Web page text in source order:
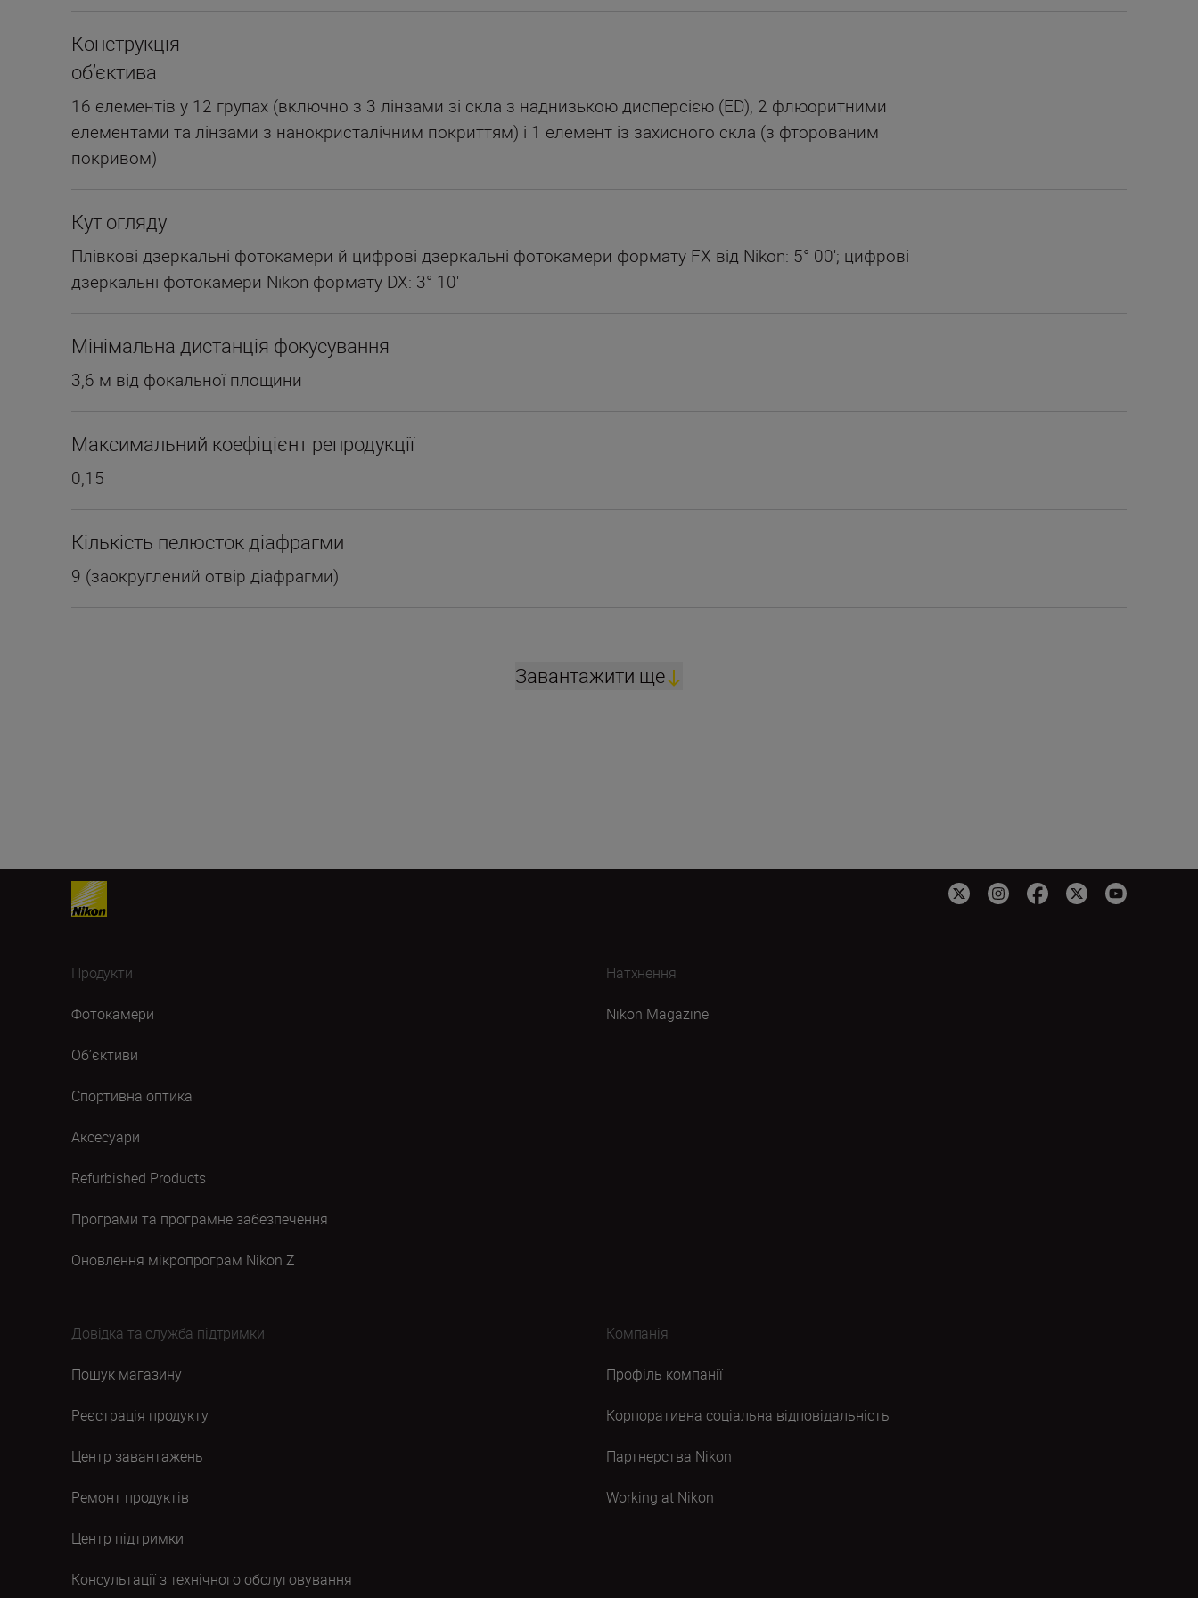
Конструкція
об’єктива
16 елементів у 12 групах (включно з 3 лінзами зі скла з наднизькою дисперсією (ED), 2 флюоритними
елементами та лінзами з нанокристалічним покриттям) і 1 елемент із захисного скла (з фторованим
покривом)
Кут огляду
Плівкові дзеркальні фотокамери й цифрові дзеркальні фотокамери формату FX від Nikon: 5° 00'; цифрові
дзеркальні фотокамери Nikon формату DX: 3° 10'
Мінімальна дистанція фокусування
3,6 м від фокальної площини
Максимальний коефіцієнт репродукції
0,15
Кількість пелюсток діафрагми
9 (заокруглений отвір діафрагми)
Завантажити ще
Продукти
Фотокамери
Об’єктиви
Спортивна оптика
Аксесуари
Refurbished Products
Програми та програмне забезпечення
Оновлення мікропрограм Nikon Z
Натхнення
Nikon Magazine
Довідка та служба підтримки
Пошук магазину
Реєстрація продукту
Центр завантажень
Ремонт продуктів
Центр підтримки
Консультації з технічного обслуговування
Компанія
Профіль компанії
Корпоративна соціальна відповідальність
Партнерства Nikon
Working at Nikon